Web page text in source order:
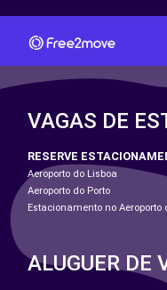
VAGAS DE
RESERVE
Aeroporto do Lisboa
Aeroporto do Porto
Estacionamento no Aeroporto
ALUGUER DE